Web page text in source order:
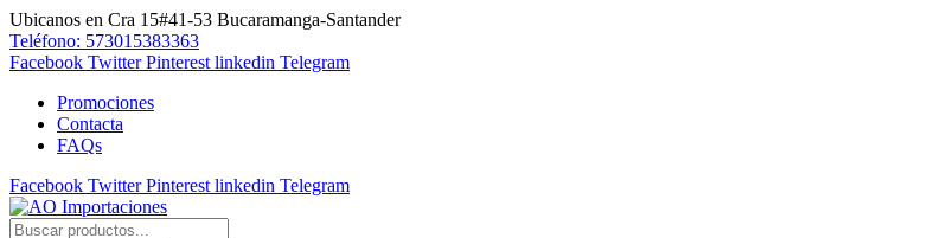
Ubicanos en Cra 15#41-53 Bucaramanga-Santander
Teléfono: 573015383363
Facebook Twitter Pinterest linkedin Telegram
Promociones
Contacta
FAQs
Facebook Twitter Pinterest linkedin Telegram